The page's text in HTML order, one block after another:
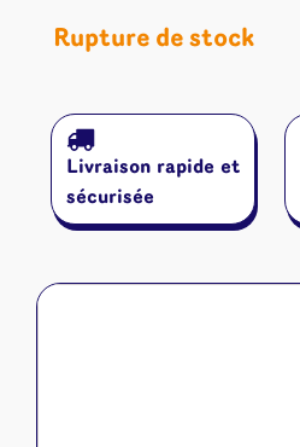
Rupture de stock
Livraison rapide et
sécurisée